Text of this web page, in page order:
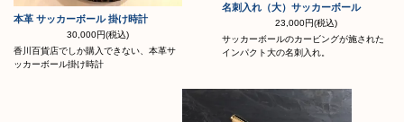
本革 サッカーボール 掛け時計
30,000円(税込)
香川百貨店でしか購入できない、本革サ
ッカーボール掛け時計
名刺入れ（大）サッカーボール
23,000円(税込)
サッカーボールのカービングが施された
インパクト大の名刺入れ。